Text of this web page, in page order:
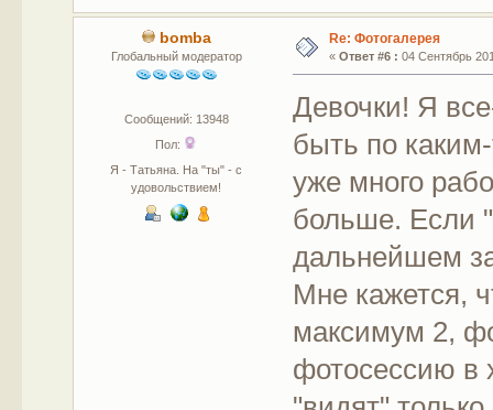
bomba
Глобальный модератор
Сообщений: 13948
Пол:
Я - Татьяна. На "ты" - с
удовольствием!
Re: Фотогалерея
« Ответ #6 : 04 Сентябрь
Девочки! Я
быть по
уже много
больше. Если
дальнейшем
Мне кажется,
максимум 2,
фотосессию в